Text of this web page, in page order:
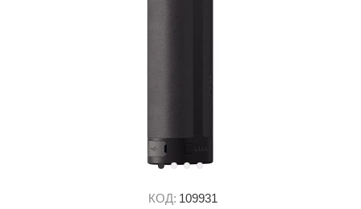
КОД: 109931